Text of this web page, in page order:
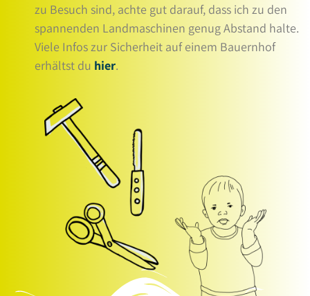
zu Besuch sind, achte gut darauf, dass ich zu den
spannenden Landmaschinen genug Abstand halte.
Viele Infos zur Sicherheit auf einem Bauernhof
erhältst du hier.